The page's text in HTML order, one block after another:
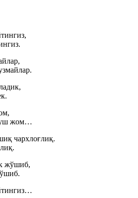
жом…
чархлоғлиқ.
жўшиб,